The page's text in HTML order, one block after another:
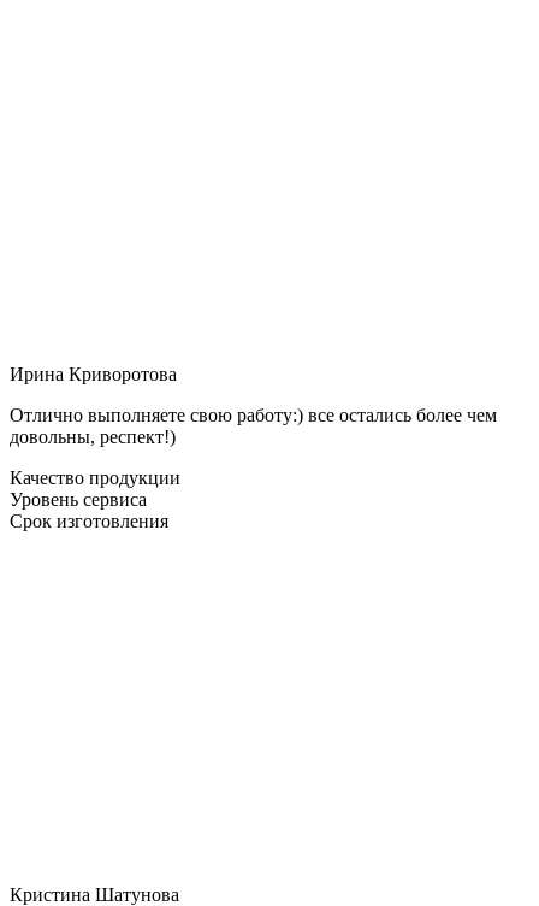
Ирина Криворотова
Отлично выполняете свою работу:) все остались более чем
довольны, респект!)
Качество продукции
Уровень сервиса
Срок изготовления
Кристина Шатунова